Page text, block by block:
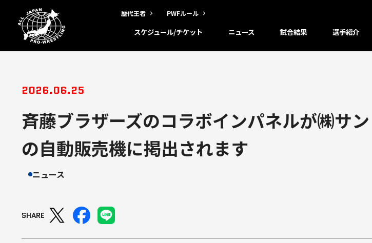
歴代王者 PWFルール
スケジュール/チケット ニュース 試合結果 選手紹介
2026.06.25
斉藤ブラザーズのコラボインパネルが㈱サ
の自動販売機に掲出されます
ニュース
SHARE